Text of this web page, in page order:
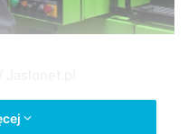
iż w dniu 11 sierpnia